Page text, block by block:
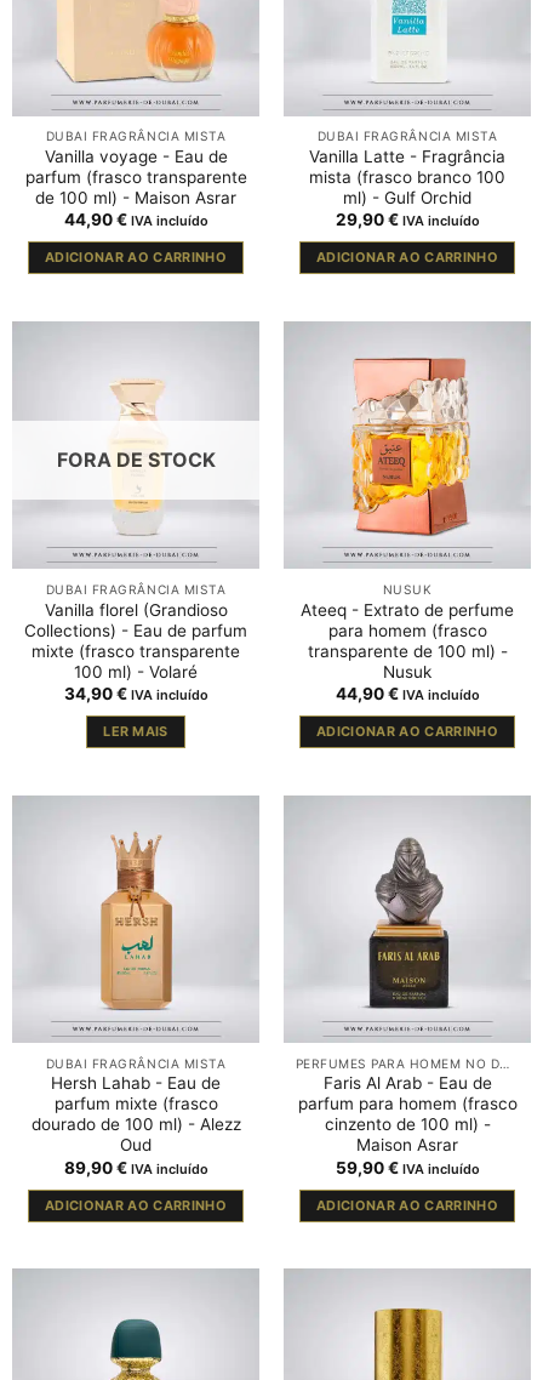
DUBAI FRAGRÂNCIA MISTA
Vanilla voyage - Eau de
parfum (frasco transparente
de 100 ml) - Maison Asrar
44,90€ IVA incluído
ADICIONAR AO CARRINHO
DUBAI FRAGRÂNCIA MISTA
Vanilla Latte - Fragrância
mista (frasco branco 100
ml) - Gulf Orchid
29,90€ IVA incluído
ADICIONAR AO CARRINHO
FORA DE STOCK
DUBAI FRAGRÂNCIA MISTA
Vanilla florel (Grandioso
Collections) - Eau de parfum
mixte (frasco transparente
100 ml) - Volaré
34,90€ IVA incluído
LER MAIS
NUSUK
Ateeq - Extrato de perfume
para homem (frasco
transparente de 100 ml) -
Nusuk
44,90€ IVA incluído
ADICIONAR AO CARRINHO
DUBAI FRAGRÂNCIA MISTA
Hersh Lahab - Eau de
parfum mixte (frasco
dourado de 100 ml) - Alezz
Oud
89,90€ IVA incluído
ADICIONAR AO CARRINHO
Faris Al Arab - Eau de
parfum para homem (frasco
cinzento de 100 ml) -
Maison Asrar
59,90€ IVA incluído
ADICIONAR AO CARRINHO